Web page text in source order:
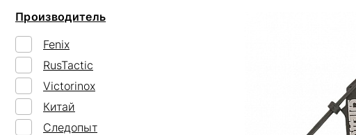
Производитель
Fenix
RusTactic
Victorinox
Китай
Следопыт